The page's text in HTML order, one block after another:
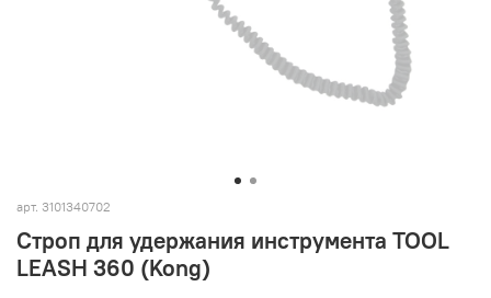
арт. 3101340702
Строп для удержания инструмента TOOL
LEASH 360 (Kong)